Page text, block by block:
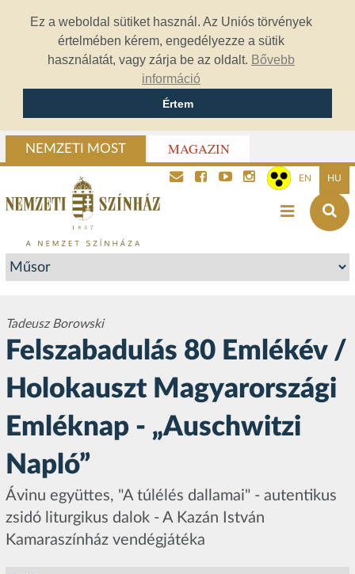
Ez a weboldal sütiket használ. Az Uniós törvények
értelmében kérem, engedélyezze a sütik
használatát, vagy zárja be az oldalt. Bővebb
információ
Értem
NEMZETI MOST MAGAZIN
EN HU
Tadeusz Borowski
Felszabadulás 80 Emlékév /
Holokauszt Magyarországi
Emléknap - „Auschwitzi
Napló”
Ávinu együttes, "A túlélés dallamai" - autentikus
zsidó liturgikus dalok - A Kazán István
Kamaraszínház vendégjátéka